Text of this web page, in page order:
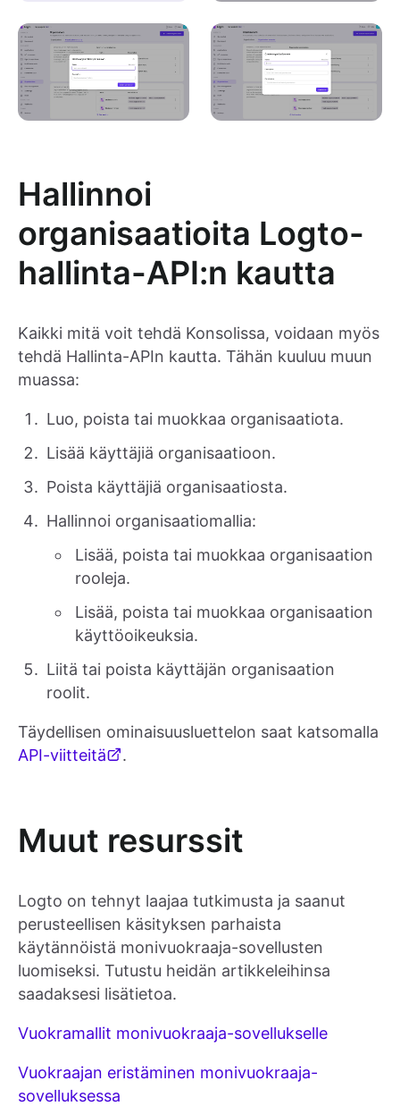
Hallinnoi
organisaatioita Logto-
hallinta-API:n kautta
Kaikki mitä voit tehdä Konsolissa, voidaan myös
tehdä Hallinta-APIn kautta. Tähän kuuluu muun
muassa:
Luo, poista tai muokkaa organisaatiota.
Lisää käyttäjiä organisaatioon.
Poista käyttäjiä organisaatiosta.
Hallinnoi organisaatiomallia:
Lisää, poista tai muokkaa organisaation
rooleja.
Lisää, poista tai muokkaa organisaation
käyttöoikeuksia.
Liitä tai poista käyttäjän organisaation
roolit.
Täydellisen ominaisuusluettelon saat katsomalla
API-viitteitä
.
Muut resurssit
Logto on tehnyt laajaa tutkimusta ja saanut
perusteellisen käsityksen parhaista
käytännöistä monivuokraaja-sovellusten
luomiseksi. Tutustu heidän artikkeleihinsa
saadaksesi lisätietoa.
Vuokramallit monivuokraaja-sovellukselle
Vuokraajan eristäminen monivuokraaja-
sovelluksessa